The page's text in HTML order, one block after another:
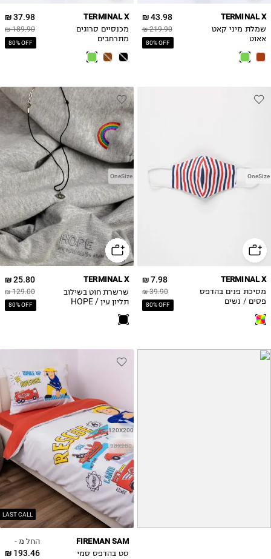
43.98 ₪
219.90 ₪
80% OFF
TERMINAL X
שמלת מיני קאט
אאוט
37.98 ₪
189.90 ₪
80% OFF
TERMINAL X
מכנסיים סרוגים
מתרחבים
OneSize
7.98 ₪
39.90 ₪
80% OFF
TERMINAL X
מסיכת פנים בהדפס
פסים / נשים
OneSize
25.80 ₪
129.00 ₪
80% OFF
TERMINAL X
שרשרת חוט בשילוב
תליון עין / HOPE
LAST CALL
120X200
90X200
החל מ -
193.46 ₪
FIREMAN SAM
סט בהדפס סמי